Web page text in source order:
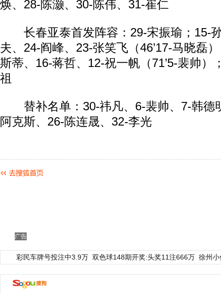
焕、28-陈灏、30-陈伟、31-崔仁
长春亚泰首发阵容：29-宋振瑜；15-
夫、24-阎峰、23-张笑飞（46’17-马晓磊
斯蒂、16-蒋哲、12-祝一帆（71’5-裴帅）
祖
替补名单：30-祎凡、6-裴帅、7-韩德
阿克斯、26-陈连晟、32-李光
广告
彩民车牌号投注中3.9万 双色球148期开奖:头奖11注666万 徐州